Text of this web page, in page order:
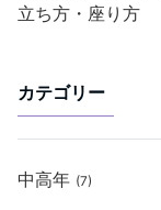
立ち方・座り方
カテゴリー
中高年 (7)